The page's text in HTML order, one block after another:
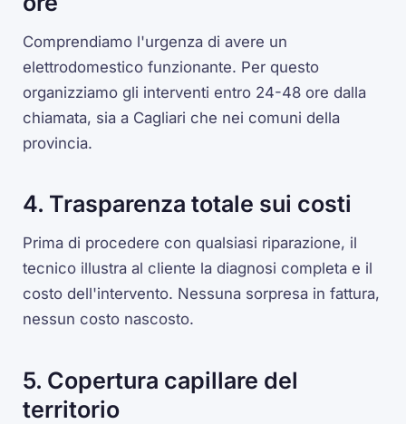
Comprendiamo l'urgenza di avere un
elettrodomestico funzionante. Per questo
organizziamo gli interventi entro 24-48 ore dalla
chiamata, sia a Cagliari che nei comuni della
provincia.
4. Trasparenza totale sui costi
Prima di procedere con qualsiasi riparazione, il
tecnico illustra al cliente la diagnosi completa e il
costo dell'intervento. Nessuna sorpresa in fattura,
nessun costo nascosto.
5. Copertura capillare del
territorio